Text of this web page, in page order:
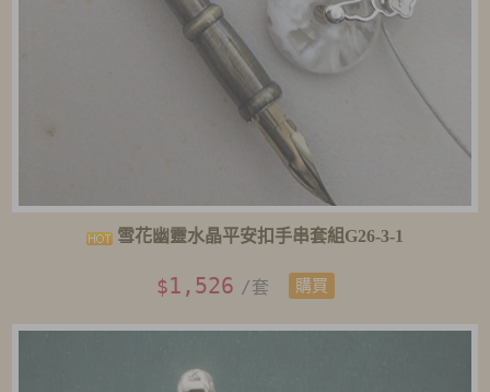
雪花幽靈水晶平安扣手串套組G26-3-1
$1,526 /套 購買